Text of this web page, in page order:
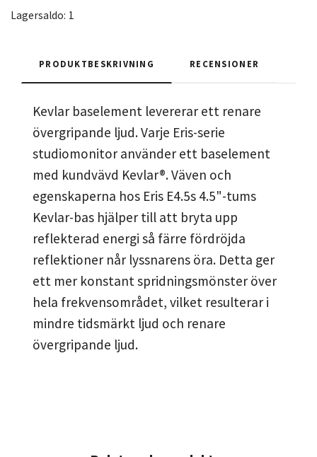
Lagersaldo: 1
PRODUKTBESKRIVNING RECENSIONER
Kevlar baselement levererar ett renare
övergripande ljud. Varje Eris-serie
studiomonitor använder ett baselement
med kundvävd Kevlar®. Väven och
egenskaperna hos Eris E4.5s 4.5"-tums
Kevlar-bas hjälper till att bryta upp
reflekterad energi så färre fördröjda
reflektioner når lyssnarens öra. Detta ger
ett mer konstant spridningsmönster över
hela frekvensområdet, vilket resulterar i
mindre tidsmärkt ljud och renare
övergripande ljud.